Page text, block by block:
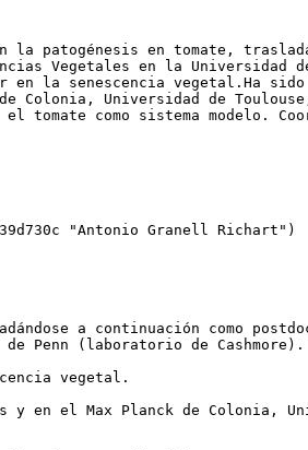
patogénesis en tomate,
Vegetales en la Universidad
en la senescencia vegetal.Ha
Colonia, Universidad de
como sistema modelo.
"Antonio Granell Richart")
a continuación como
Penn (laboratorio de
vegetal.
y en el Max Planck de Colonia,